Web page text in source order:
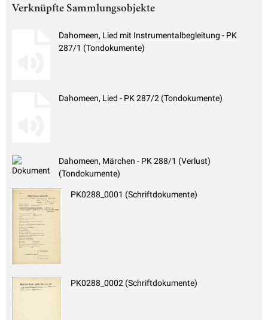
Verknüpfte Sammlungsobjekte
Dahomeen, Lied mit Instrumentalbegleitung - PK
287/1 (Tondokumente)
Dahomeen, Lied - PK 287/2 (Tondokumente)
Dahomeen, Märchen - PK 288/1 (Verlust)
(Tondokumente)
PK0288_0001 (Schriftdokumente)
PK0288_0002 (Schriftdokumente)